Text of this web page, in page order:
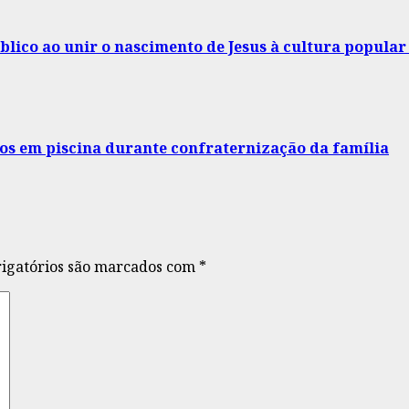
ao unir o nascimento de Jesus à cultura
em piscina durante confraternização da família
são marcados com *